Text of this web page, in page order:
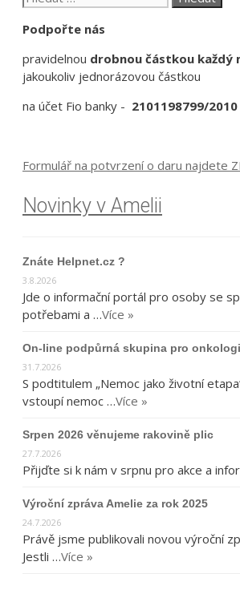
Podpořte nás
pravidelnou drobnou částkou každý
jakoukoliv jednorázovou částkou
na účet Fio banky - 2101198799/2010
Formulář na potvrzení o daru najdete
Novinky v Amelii
Znáte Helpnet.cz ?
3.8.2026
Jde o informační portál pro osoby se
potřebami a …Více »
On-line podpůrná skupina pro
31.7.2026
S podtitulem „Nemoc jako životní
vstoupí nemoc …Více »
Srpen 2026 věnujeme rakovině plic
27.7.2026
Přijďte si k nám v srpnu pro akce a
Výroční zpráva Amelie za rok 2025
24.7.2026
Právě jsme publikovali novou výroční
Jestli …Více »